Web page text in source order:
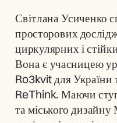
Світлана Усиченко
просторових
циркулярних і
Вона є учасницею
Ro3kvit для України
ReThink. Маючи
та міського дизайну